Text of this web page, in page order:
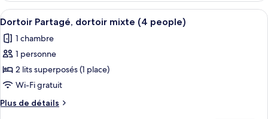
Quadruple
type
de
Chambre
Quadruple
Afficher
toutes
les
photos
pour
ce
type
de
Une chambre de dortoir avec des
5
Dortoir Partagé, dortoir mixte (4 people)
1 chambre
1 personne
2 lits superposés (1 place)
Wi-Fi gratuit
Plus de détails
Plus